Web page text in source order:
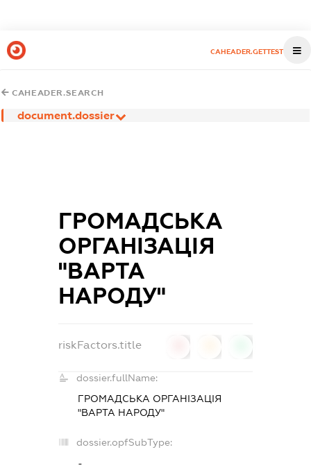
CAHEADER.GETTEST
CAHEADER.SEARCH
document.dossier
ГРОМАДСЬКА
ОРГАНІЗАЦІЯ
"ВАРТА
НАРОДУ"
riskFactors.title
dossier.fullName:
ГРОМАДСЬКА ОРГАНІЗАЦІЯ
"ВАРТА НАРОДУ"
dossier.opfSubType:
-